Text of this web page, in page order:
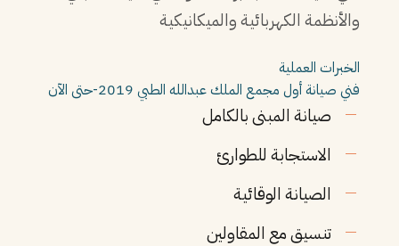
والأنظمة الكهربائية والميكانيكية
الخبرات العملية
فني صيانة أول مجمع الملك عبدالله الطبي 2019-حتى الآن
صيانة المبنى بالكامل
الاستجابة للطوارئ
الصيانة الوقائية
تنسيق مع المقاولين